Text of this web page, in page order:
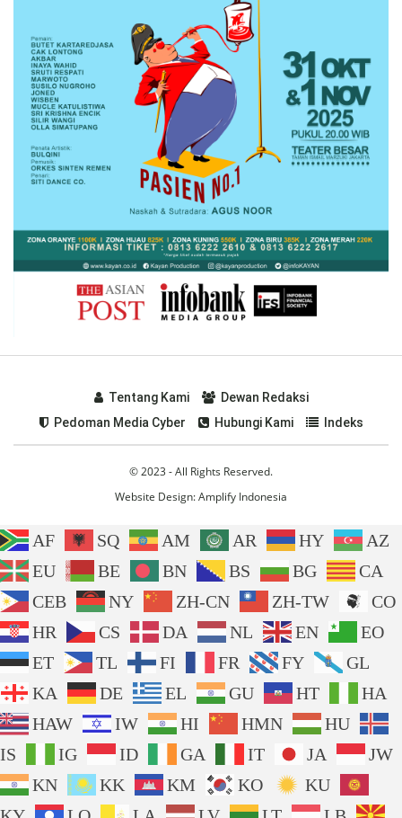
Tentang Kami
Dewan Redaksi
Pedoman Media Cyber
Hubungi Kami Indeks
© 2023 - All Rights Reserved.
Website Design:Amplify Indonesia
AF SQ AM AR HY
AZ
EU
BE BN BS BG
CA
CEB
NY ZH-CN ZH-TW
CO
HR
CS DA NL EN
EO
ET
TL FI FR FY
GL
KA
DE EL GU HT
HA
HAW
IW HI HMN
HU
IS
IG ID GA IT JA
JW
KN
KK KM KO
KU